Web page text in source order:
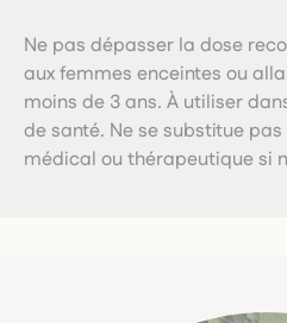
Ne pas dépasser la dose
aux femmes enceintes ou
moins de 3 ans. À utiliser
de santé. Ne se substitue
médical ou thérapeutique si